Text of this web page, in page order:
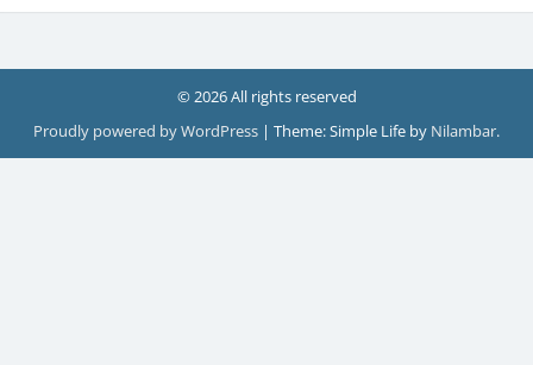
© 2026 All rights reserved
Proudly powered by WordPress | Theme: Simple Life by Nilambar.